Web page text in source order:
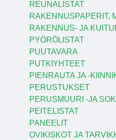
REUNALISTAT
RAKENNUSPAPERIT,
RAKENNUS- JA
PYÖRÖLISTAT
PUUTAVARA
PUTKIYHTEET
PIENRAUTA JA -
PERUSTUKSET
PERUSMUURI -JA
PEITELISTAT
PANEELIT
OVIKISKOT JA